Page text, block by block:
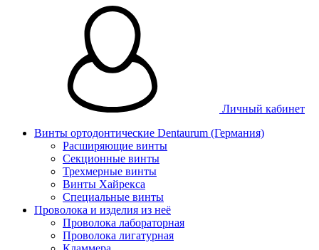
Личный кабинет
Винты ортодонтические Dentaurum (Германия)
Расширяющие винты
Секционные винты
Трехмерные винты
Винты Хайрекса
Специальные винты
Проволока и изделия из неё
Проволока лабораторная
Проволока лигатурная